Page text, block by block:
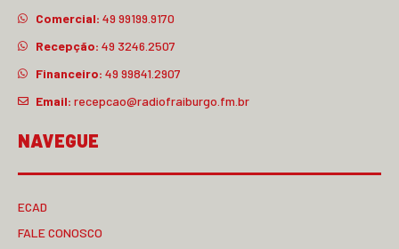
Comercial: 49 99199.9170
Recepção: 49 3246.2507
Financeiro: 49 99841.2907
Email: recepcao@radiofraiburgo.fm.br
NAVEGUE
ECAD
FALE CONOSCO